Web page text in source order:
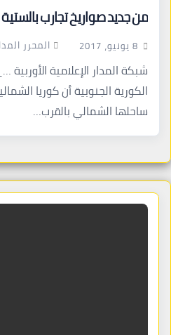
من جديد صواريخ تجارب
8 يونيو، 2017 المحرر
شبكة المدار الإعلامية الأوربية
الكورية الجنوبية أن كوريا
ساحلها الشمالي بالقرب…